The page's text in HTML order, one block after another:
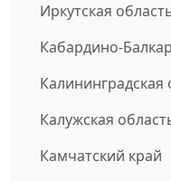
Иркутская
Кабардино-
Калининградская
Калужская
Камчатский край